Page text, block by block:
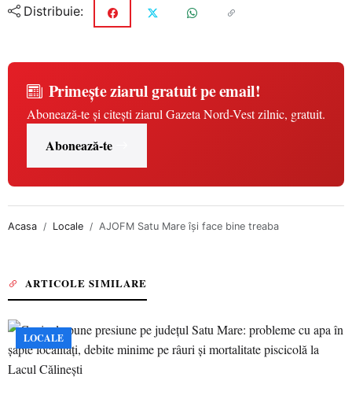
Distribuie:
Primește ziarul gratuit pe email!
Abonează-te și citești ziarul Gazeta Nord-Vest zilnic, gratuit.
Abonează-te
Acasa Locale AJOFM Satu Mare își face bine treaba
ARTICOLE SIMILARE
LOCALE